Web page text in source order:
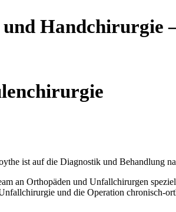
Handchirurgie
ist auf die Diagnostik und Behandlung
an Orthopäden und Unfallchirurgen
und die Operation chronisch-